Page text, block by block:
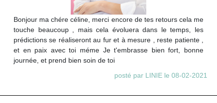
Bonjour ma chére céline, merci encore de tes retours cela me
touche beaucoup , mais cela évoluera dans le temps, les
prédictions se réaliseront au fur et à mesure , reste patiente ,
et en paix avec toi méme Je t'embrasse bien fort, bonne
journée, et prend bien soin de toi
posté par LINIE le 08-02-2021